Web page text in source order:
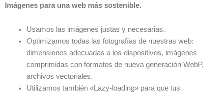
Imágenes para una web más sostenible.
Usamos las imágenes justas y necesarias.
Optimizamos todas las fotografías de nuestras web:
dimensiones adecuadas a los dispositivos, imágenes
comprimidas con formatos de nueva generación WebP,
archivos vectoriales.
Utilizamos también «Lazy-loading» para que tus